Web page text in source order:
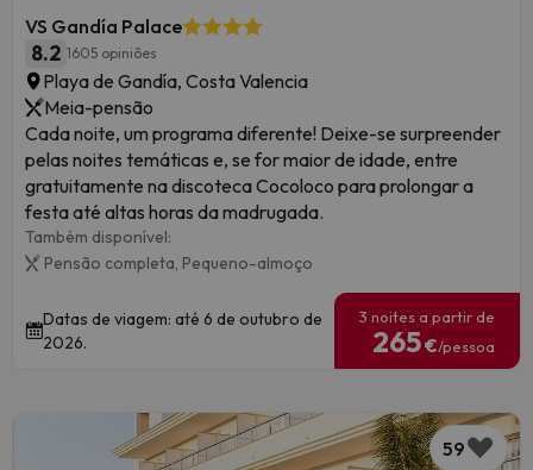
VS Gandía Palace
8.2 1605 opiniões
Playa de Gandía, Costa Valencia
Meia-pensão
Cada noite, um programa diferente! Deixe-se surpreender
pelas noites temáticas e, se for maior de idade, entre
gratuitamente na discoteca Cocoloco para prolongar a
festa até altas horas da madrugada.
Também disponível:
Pensão completa, Pequeno-almoço
Datas de viagem: até 6 de outubro de
2026.
3 noites a partir de
265€/pessoa
59